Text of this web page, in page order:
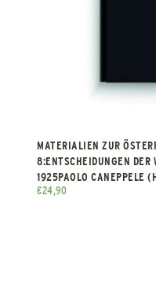
MATERIALIEN ZUR
8:ENTSCHEIDUNGEN
1925PAOLO CANEPPELE
€24,90